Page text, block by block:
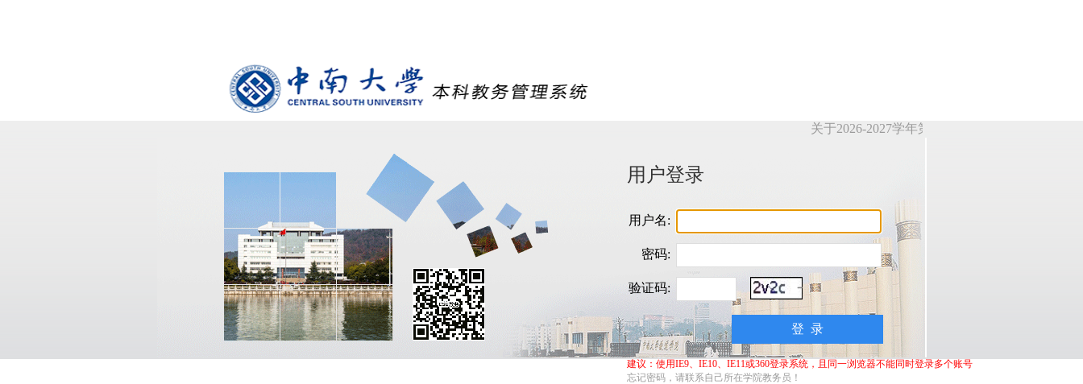
关于2026-2027学年第一学期部分课堂停开的通知
用户登录
用户名:
密码:
验证码:
建议：使用IE9、IE10、IE11或360登录系统，且同一浏览器不能同时登录多个账号
忘记密码，请联系自己所在学院教务员！